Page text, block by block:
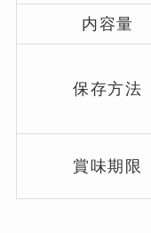
内容量
保存方法
賞味期限